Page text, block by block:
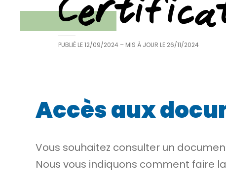
PUBLIÉ LE12/09/2024 – MIS À JOUR LE 26/11/2024
Accès aux
Vous souhaitez consulter un
Nous vous indiquons comment faire